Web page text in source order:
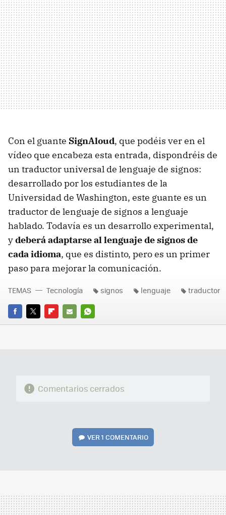
Con el guante SignAloud, que podéis ver en el
vídeo que encabeza esta entrada, dispondréis de
un traductor universal de lenguaje de signos:
desarrollado por los estudiantes de la
Universidad de Washington, este guante es un
traductor de lenguaje de signos a lenguaje
hablado. Todavía es un desarrollo experimental,
ydeberá adaptarse al lenguaje de signos de
cada idioma, que es distinto, pero es un primer
paso para mejorar la comunicación.
FACEBOOK
TWITTERFLIPBOARD
E-
WHATSAPP
TEMAS Tecnología signos lenguaje traductor
Comentarios cerrados
VER1 COMENTARIO